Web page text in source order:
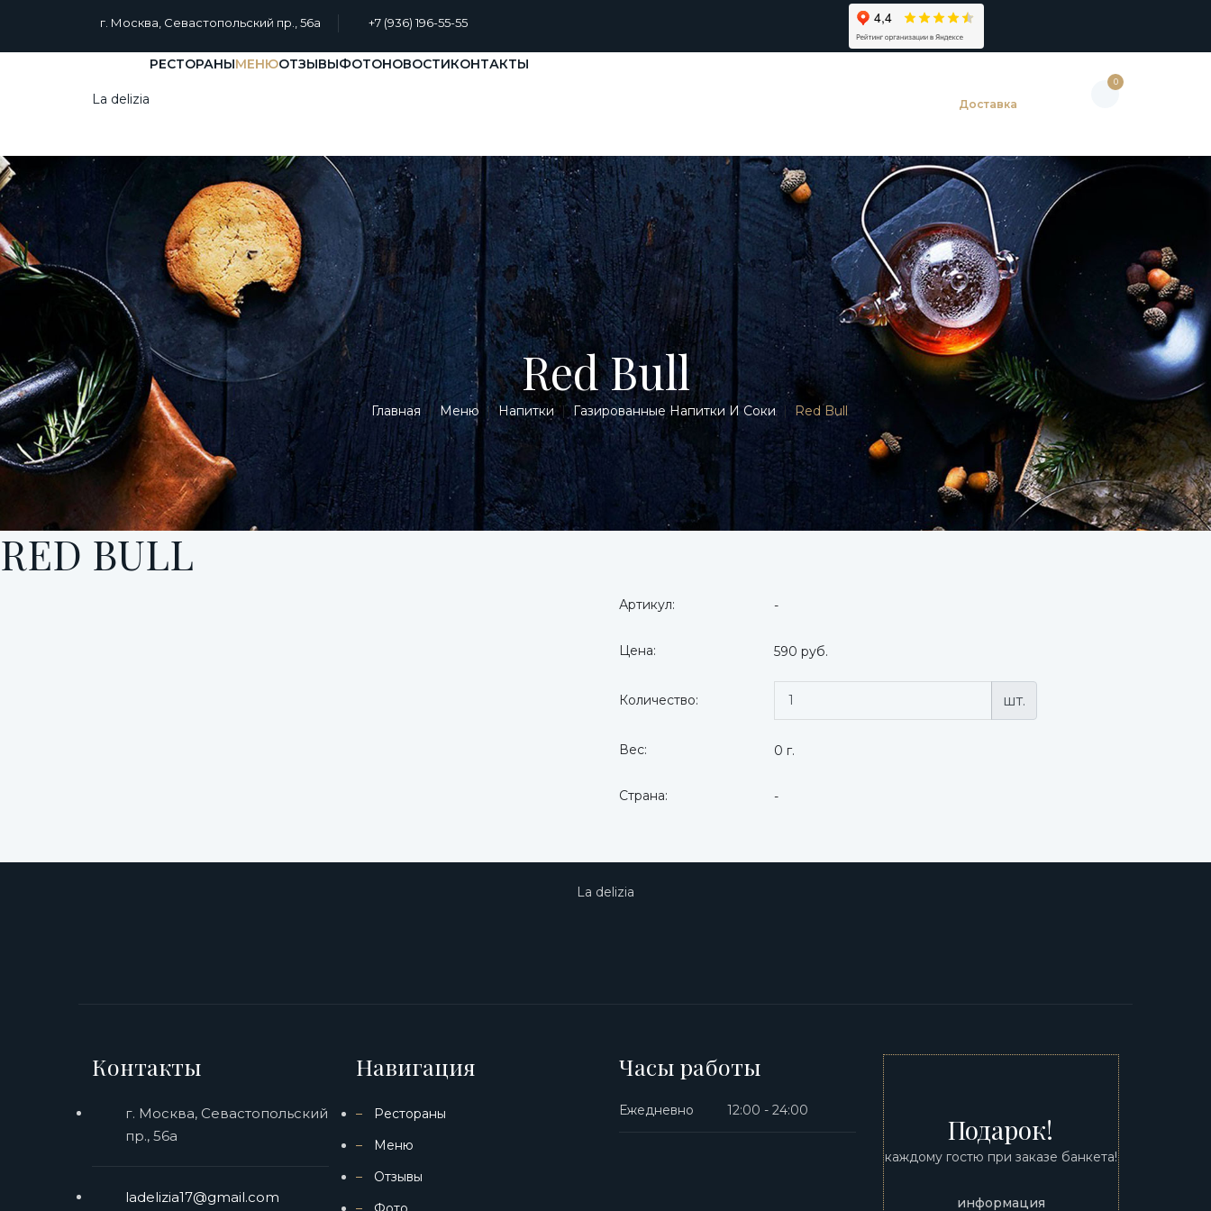
г. Москва, Севастопольский пр., 56а +7 (936) 196-55-55
La delizia
0
Доставка
РЕСТОРАНЫМЕНЮОТЗЫВЫФОТОНОВОСТИКОНТАКТЫ
Red Bull
Главная|Меню |Напитки|Газированные Напитки И Соки| Red Bull
RED BULL
Артикул: -
Цена: 590 руб.
Количество: шт.
Вес: 0 г.
Страна: -
La delizia
Контакты
г. Москва, Севастопольский
пр., 56а
ladelizia17@gmail.com
Навигация
Рестораны
Меню
Отзывы
Часы работы
Ежедневно 12:00 - 24:00
Подарок!
каждому гостю при заказе банкета!
информация